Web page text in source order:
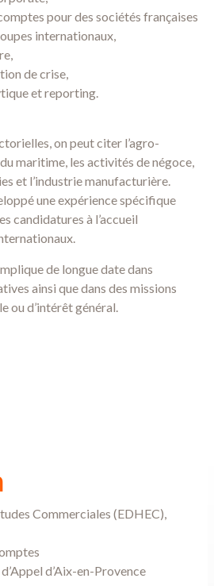
pour des sociétés françaises
internationaux,
de crise,
et reporting.
on peut citer l’agro-
maritime, les activités de négoce,
et l’industrie manufacturière.
une expérience spécifique
candidatures à l’accueil
de longue date dans
ainsi que dans des missions
ou d’intérêt général.
Commerciales (EDHEC),
d’Aix-en-Provence